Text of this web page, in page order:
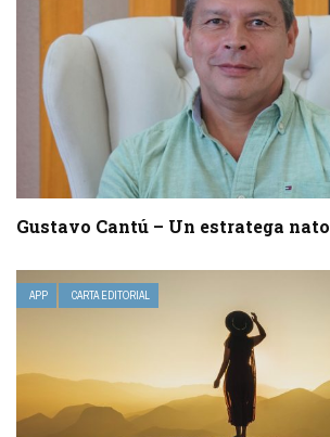
Gustavo Cantú – Un estratega nato
APP CARTA EDITORIAL